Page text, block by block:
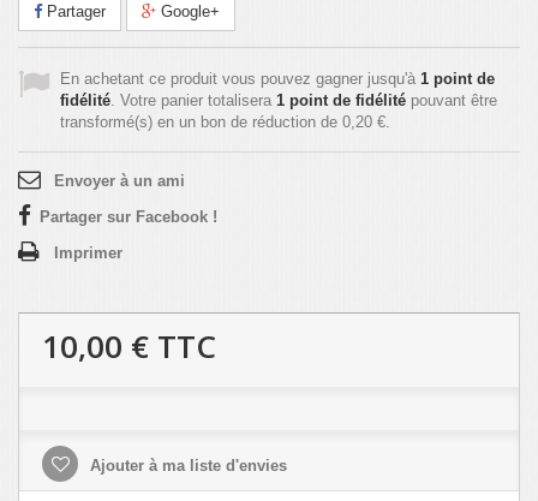
Partager
Google+
En achetant ce produit vous pouvez gagner jusqu'à 1 point de
fidélité. Votre panier totalisera 1 point de fidélité pouvant être
transformé(s) en un bon de réduction de 0,20 €.
Envoyer à un ami
Partager sur Facebook !
Imprimer
10,00 € TTC
Ajouter à ma liste d'envies